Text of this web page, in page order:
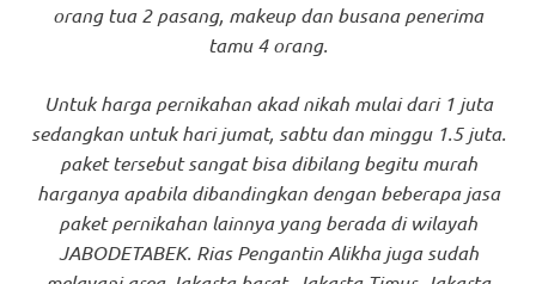
orang tua 2 pasang, makeup dan busana penerima
tamu 4 orang.
Untuk harga pernikahan akad nikah mulai dari 1 juta
sedangkan untuk hari jumat, sabtu dan minggu 1.5 juta.
paket tersebut sangat bisa dibilang begitu murah
harganya apabila dibandingkan dengan beberapa jasa
paket pernikahan lainnya yang berada di wilayah
JABODETABEK. Rias Pengantin Alikha juga sudah